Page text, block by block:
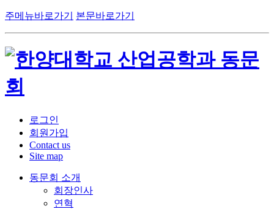
주메뉴바로가기 본문바로가기
로그인
회원가입
Contact us
Site map
동문회 소개
회장인사
연혁